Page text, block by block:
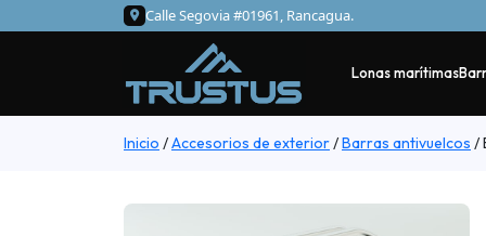
Calle Segovia #01961, Rancagua.
Lonas marítimas
Inicio /Accesorios de exterior/Barras antivuelcos /